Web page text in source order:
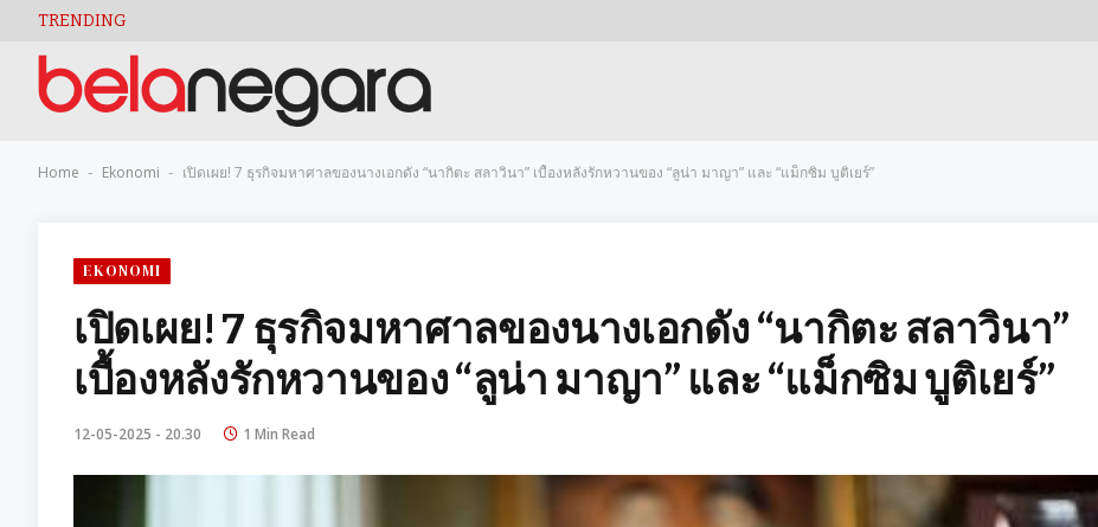
TRENDING
Home - Ekonomi - เปิดเผย! 7 ธุรกิจมหาศาลของนางเอกดัง “นากิตะ สลาวินา” เบื้องหลังรักหวานของ “ลูน่า มาญา” และ “แม็กซิม บูติเยร์”
EKONOMI
เปิดเผย! 7 ธุรกิจมหาศาลของนางเอกดัง “นากิตะ สลาวินา”
เบื้องหลังรักหวานของ “ลูน่า มาญา” และ “แม็กซิม บูติเยร์”
12-05-2025 - 20.30 1 Min Read